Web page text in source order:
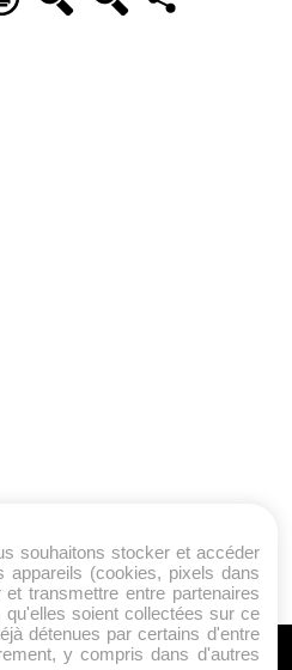
souhaitons stocker et accéder
appareils (cookies, pixels dans
transmettre entre partenaires
soient collectées sur ce
détenues par certains d'entre
y compris dans d'autres